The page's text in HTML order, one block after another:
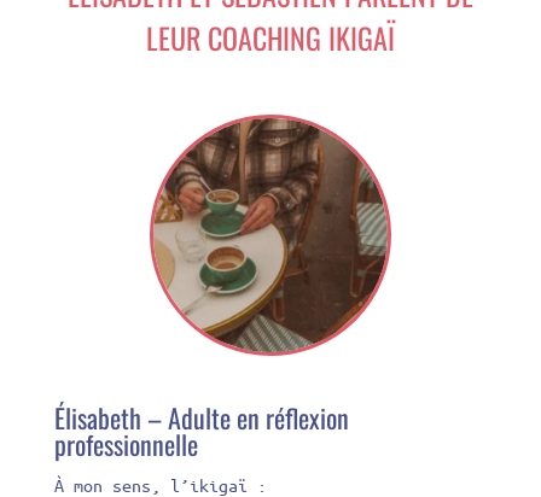
LEUR COACHING IKIGAÏ
Élisabeth – Adulte en réflexion
professionnelle
À mon sens, l’ikigaï :